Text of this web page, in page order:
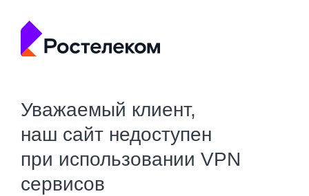
Уважаемый клиент,
наш сайт недоступен
при использовании VPN
сервисов